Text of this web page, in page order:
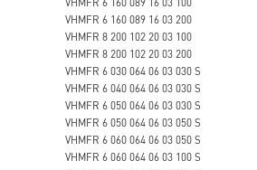
VHMFR 6 160 089 16 03 200
VHMFR 8 200 102 20 03 100
VHMFR 8 200 102 20 03 200
VHMFR 6 030 064 06 03 030 S
VHMFR 6 040 064 06 03 030 S
VHMFR 6 050 064 06 03 030 S
VHMFR 6 050 064 06 03 050 S
VHMFR 6 060 064 06 03 050 S
VHMFR 6 060 064 06 03 100 S